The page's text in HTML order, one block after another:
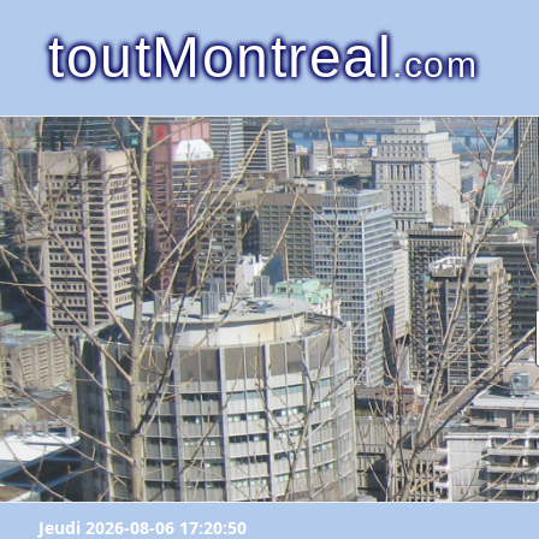
toutMontreal.com
Jeudi 2026-08-06 17:20:50